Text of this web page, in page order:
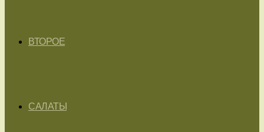
ВТОРОЕ
САЛАТЫ